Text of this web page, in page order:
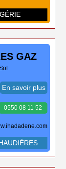
GAZ
En savoir plus
0550 08 11 52